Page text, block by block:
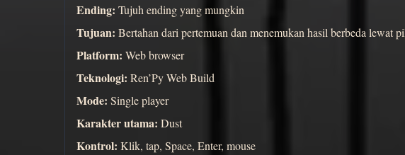
Ending: Tujuh ending yang mungkin
Tujuan: Bertahan dari pertemuan dan menemukan hasil berbeda lewat
Platform: Web browser
Teknologi: Ren’Py Web Build
Mode: Single player
Karakter utama: Dust
Kontrol: Klik, tap, Space, Enter, mouse